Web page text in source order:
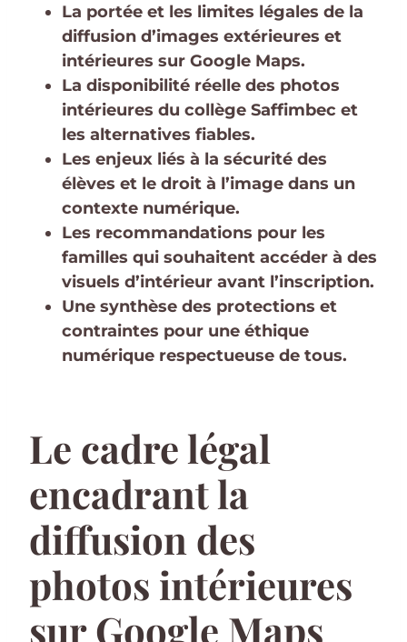
La portée et les limites légales de la
diffusion d’images extérieures et
intérieures sur Google Maps.
La disponibilité réelle des photos
intérieures du collège Saffimbec et
les alternatives fiables.
Les enjeux liés à la sécurité des
élèves et le droit à l’image dans un
contexte numérique.
Les recommandations pour les
familles qui souhaitent accéder à des
visuels d’intérieur avant l’inscription.
Une synthèse des protections et
contraintes pour une éthique
numérique respectueuse de tous.
Le cadre légal
encadrant la
diffusion des
photos intérieures
sur Google Maps